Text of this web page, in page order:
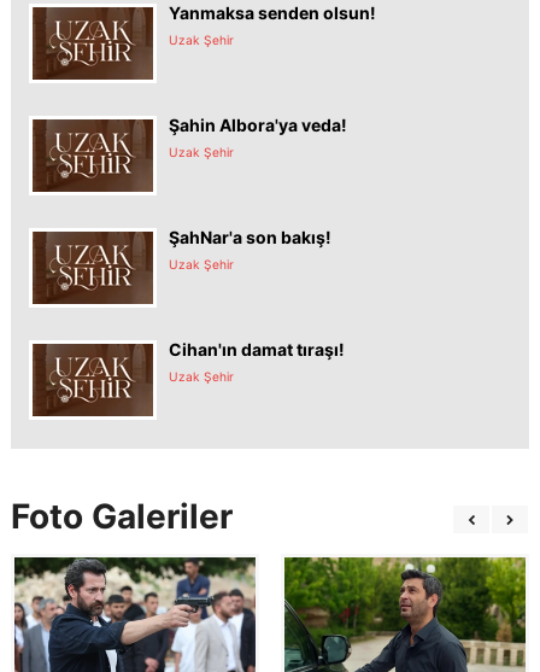
Yanmaksa senden olsun!
Uzak Şehir
Şahin Albora'ya veda!
Uzak Şehir
ŞahNar'a son bakış!
Uzak Şehir
Cihan'ın damat tıraşı!
Uzak Şehir
Foto Galeriler